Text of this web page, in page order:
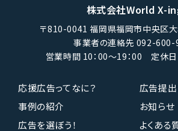
株式会社World X-
〒810-0041 福岡県福岡市中央区
事業者の連絡先 092-600-
営業時間 10：00〜19：00 定休日
応援広告ってなに？
広告提
事例の紹介
お知らせ
広告を選ぼう！
よくある